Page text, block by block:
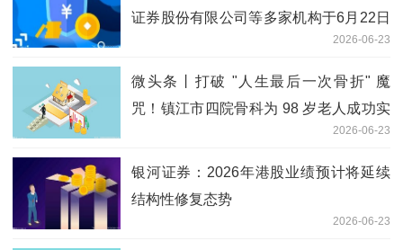
证券股份有限公司等多家机构于6月22日
2026-06-23
微头条丨打破 "人生最后一次骨折" 魔
咒！镇江市四院骨科为 98 岁老人成功实
2026-06-23
银河证券：2026年港股业绩预计将延续
结构性修复态势
2026-06-23